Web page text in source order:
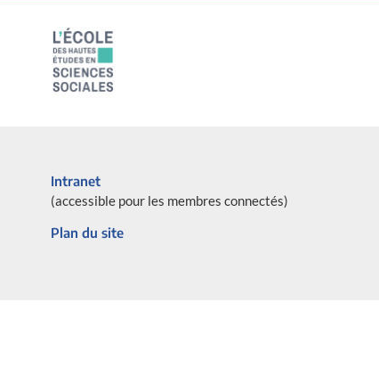
Intranet
(accessible pour les membres connectés)
Plan du site